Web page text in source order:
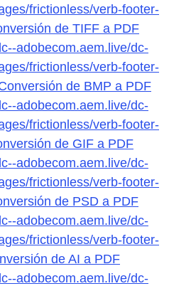
frictionless/verb-footer-
de TIFF a PDF
adobecom.aem.live/dc-
frictionless/verb-footer-
de BMP a PDF
adobecom.aem.live/dc-
frictionless/verb-footer-
de GIF a PDF
adobecom.aem.live/dc-
frictionless/verb-footer-
de PSD a PDF
adobecom.aem.live/dc-
frictionless/verb-footer-
de AI a PDF
adobecom.aem.live/dc-